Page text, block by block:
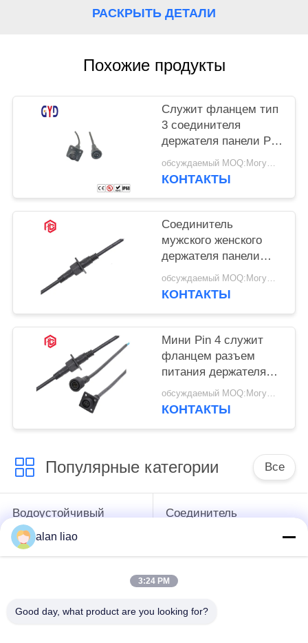
РАСКРЫТЬ ДЕТАЛИ
Похожие продукты
Служит фланцем тип
3 соединителя
держателя панели Pin
женщина
водоустойчивого
обсуждаемый MOQ:Могущий быть предметом переговоров
КОНТАКТЫ
Соединитель
мужского женского
держателя панели
CCC Rj45
водоустойчивый
обсуждаемый MOQ:Могущий быть предметом переговоров
КОНТАКТЫ
Мини Pin 4 служит
фланцем разъем
питания держателя
панели IP67 6.5mm
обсуждаемый MOQ:Могущий быть предметом переговоров
КОНТАКТЫ
Популярные категории Все
Водоустойчивый
круговой
соединитель
Соединитель
данных
Э27
alan liao
3:24 PM
Good day, what product are you looking for?